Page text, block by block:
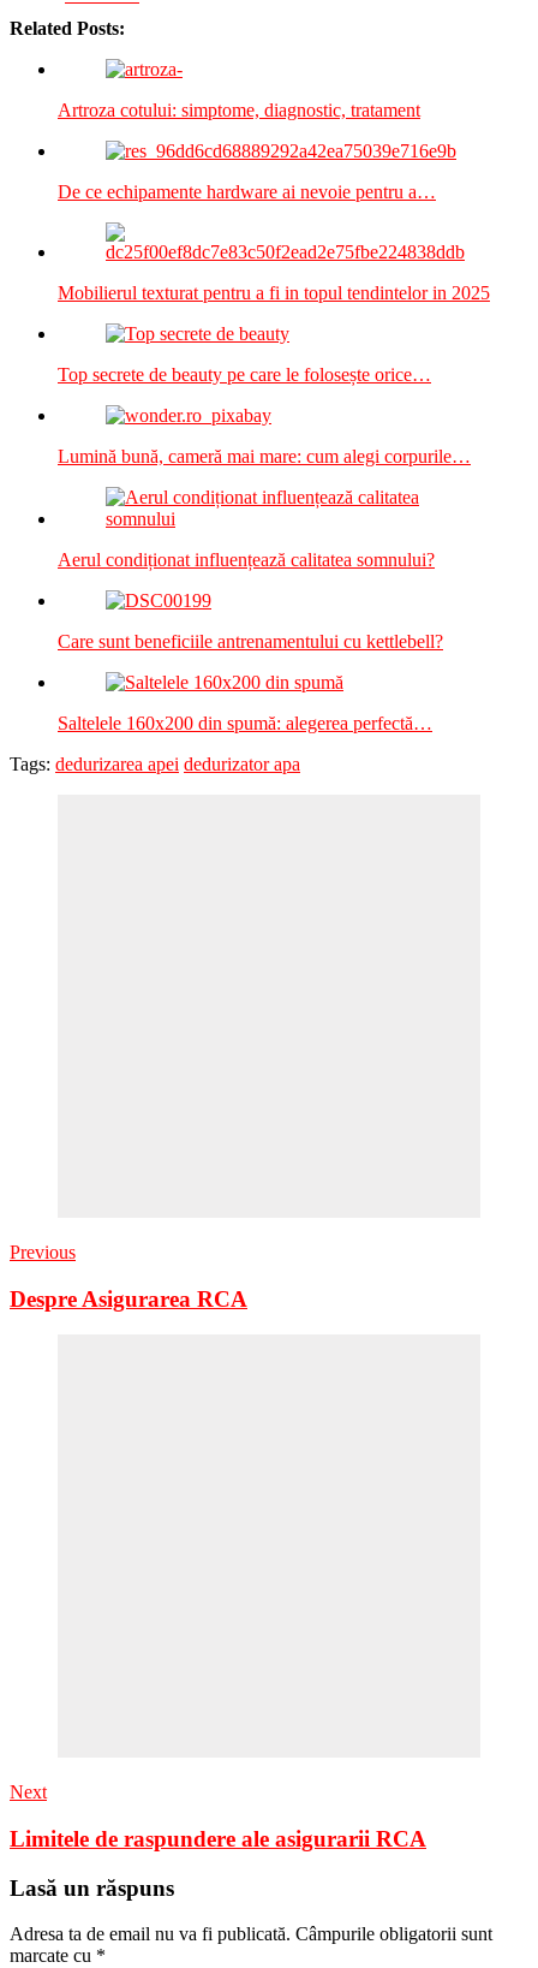
Related Posts:
Artroza cotului: simptome, diagnostic, tratament
De ce echipamente hardware ai nevoie pentru a…
Mobilierul texturat pentru a fi in topul tendintelor in 2025
Top secrete de beauty pe care le folosește orice…
Lumină bună, cameră mai mare: cum alegi corpurile…
Aerul condiționat influențează calitatea somnului?
Care sunt beneficiile antrenamentului cu kettlebell?
Saltelele 160x200 din spumă: alegerea perfectă…
Tags: dedurizarea apei dedurizator apa
Previous
Despre Asigurarea RCA
Next
Limitele de raspundere ale asigurarii RCA
Lasă un răspuns
Adresa ta de email nu va fi publicată. Câmpurile obligatorii sunt
marcate cu *